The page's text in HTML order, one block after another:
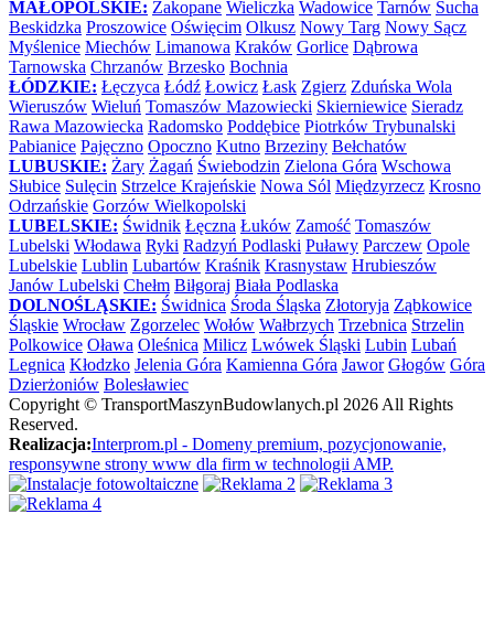
MAŁOPOLSKIE: Zakopane Wieliczka Wadowice Tarnów Sucha
Beskidzka Proszowice Oświęcim Olkusz Nowy Targ Nowy Sącz
Myślenice Miechów Limanowa Kraków Gorlice Dąbrowa
Tarnowska Chrzanów Brzesko Bochnia
ŁÓDZKIE: Łęczyca Łódź Łowicz Łask Zgierz Zduńska Wola
Wieruszów Wieluń Tomaszów Mazowiecki Skierniewice Sieradz
Rawa Mazowiecka Radomsko Poddębice Piotrków Trybunalski
Pabianice Pajęczno Opoczno Kutno Brzeziny Bełchatów
LUBUSKIE: Żary Żagań Świebodzin Zielona Góra Wschowa
Słubice Sulęcin Strzelce Krajeńskie Nowa Sól Międzyrzecz Krosno
Odrzańskie Gorzów Wielkopolski
LUBELSKIE: Świdnik Łęczna Łuków Zamość Tomaszów
Lubelski Włodawa Ryki Radzyń Podlaski Puławy Parczew Opole
Lubelskie Lublin Lubartów Kraśnik Krasnystaw Hrubieszów
Janów Lubelski Chełm Biłgoraj Biała Podlaska
DOLNOŚLĄSKIE: Świdnica Środa Śląska Złotoryja Ząbkowice
Śląskie Wrocław Zgorzelec Wołów Wałbrzych Trzebnica Strzelin
Polkowice Oława Oleśnica Milicz Lwówek Śląski Lubin Lubań
Legnica Kłodzko Jelenia Góra Kamienna Góra Jawor Głogów Góra
Dzierżoniów Bolesławiec
Copyright © TransportMaszynBudowlanych.pl 2026 All Rights
Reserved.
Realizacja:Interprom.pl - Domeny premium, pozycjonowanie,
responsywne strony www dla firm w technologii AMP.